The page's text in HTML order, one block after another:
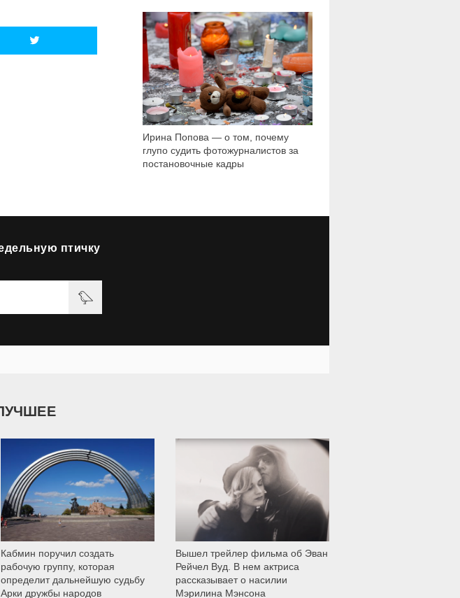
Ирина Попова — о том, почему
глупо судить фотожурналистов за
постановочные кадры
4 728
птичку
Кабмин поручил создать
рабочую группу, которая
определит дальнейшую судьбу
Арки дружбы народов
9 790
Вышел трейлер фильма об Эван
Рейчел Вуд. В нем актриса
рассказывает о насилии
Мэрилина Мэнсона